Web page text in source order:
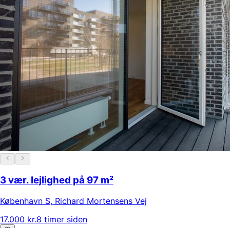
3 vær. lejlighed på 97 m²
København S, Richard Mortensens Vej
17.000 kr.8 timer siden